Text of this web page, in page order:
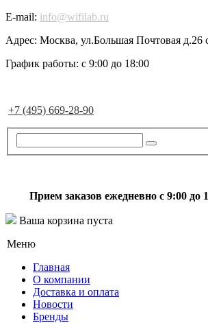
E-mail: info@wifilab.ru
Адрес: Москва, ул.Большая Почтовая д.26
График работы: с 9:00 до 18:00
+7 (495) 669-28-90
Прием заказов ежедневно с 9:00 до
Ваша корзина пуста
Меню
Главная
О компании
Доставка и оплата
Новости
Бренды